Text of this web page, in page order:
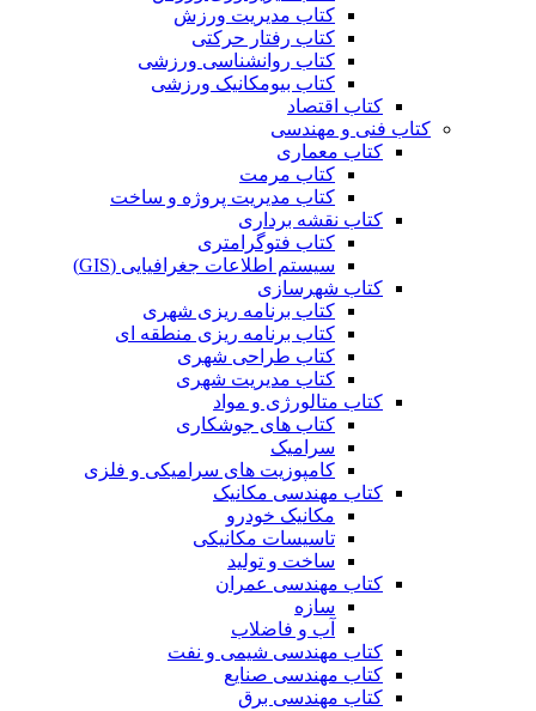
کتاب مدیریت ورزش
کتاب رفتار حرکتی
کتاب روانشناسی ورزشی
کتاب بیومکانیک ورزشی
کتاب اقتصاد
کتاب فنی و مهندسی
کتاب معماری
کتاب مرمت
کتاب مدیریت پروژه و ساخت
کتاب نقشه برداری
کتاب فتوگرامتری
سیستم اطلاعات جغرافیایی (GIS)
کتاب شهرسازی
کتاب برنامه ریزی شهری
کتاب برنامه ریزی منطقه ای
کتاب طراحی شهری
کتاب مدیریت شهری
کتاب متالورژی و مواد
کتاب های جوشکاری
سرامیک
کامپوزیت های سرامیکی و فلزی
کتاب مهندسی مکانیک
مکانیک خودرو
تاسیسات مکانیکی
ساخت و تولید
کتاب مهندسی عمران
سازه
آب و فاضلاب
کتاب مهندسی شیمی و نفت
کتاب مهندسی صنایع
کتاب مهندسی برق